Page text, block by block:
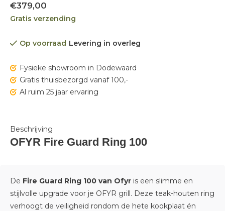
€379,00
Gratis verzending
Op voorraad Levering in overleg
Fysieke showroom in Dodewaard
Gratis thuisbezorgd vanaf 100,-
Al ruim 25 jaar ervaring
Beschrijving
OFYR Fire Guard Ring 100
De Fire Guard Ring 100 van Ofyr is een slimme en
stijlvolle upgrade voor je OFYR grill. Deze teak-houten ring
verhoogt de veiligheid rondom de hete kookplaat én